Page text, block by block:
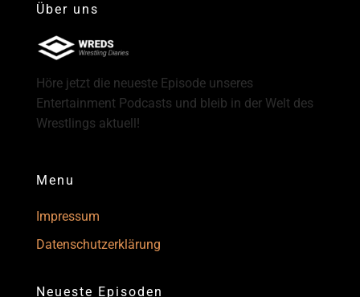
Über uns
Höre jetzt die neueste Episode unseres
Entertainment Podcasts und bleib in der Welt des
Wrestlings aktuell!
Menu
Impressum
Datenschutzerklärung
Neueste Episoden